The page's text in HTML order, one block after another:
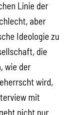
Linie der
aber
Ideologie zu
die
wie der
wird,
mit
nicht nur